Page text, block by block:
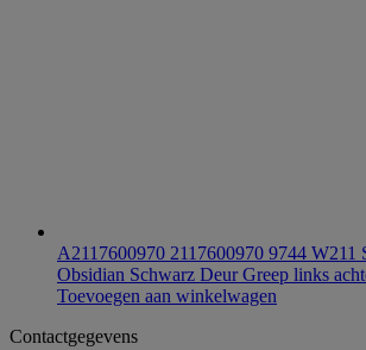
A2117600970 2117600970 9744 W211
Obsidian Schwarz Deur Greep links
Toevoegen aan winkelwagen
Contactgegevens